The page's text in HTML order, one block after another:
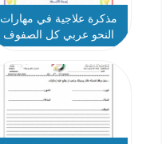
مذكرة علاجية في مهارات
النحو عربي كل الصفوف